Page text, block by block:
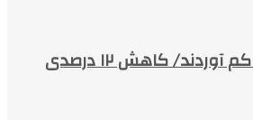
سدهای کشور کم آوردند/ کاهش ۱۲ درصدی